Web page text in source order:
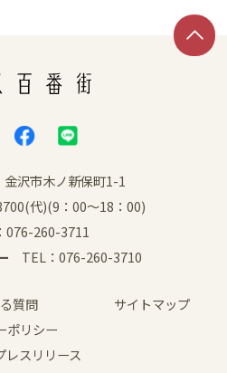
沢市木ノ新保町1-1
代)(9：00～18：00)
076-260-3711
TEL：076-260-3710
質問
サイトマップ
ポリシー
レスリリース